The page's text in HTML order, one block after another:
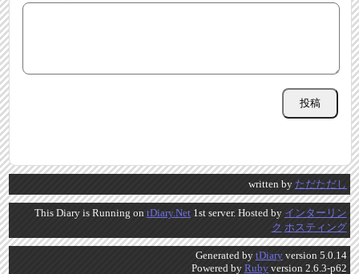
written by ただただし
This Diary is Running on tDiary.Net1st server. Hosted by インターリン
ク ホスティング
Generated by tDiaryversion 5.0.14
Powered by Rubyversion 2.6.3-p62